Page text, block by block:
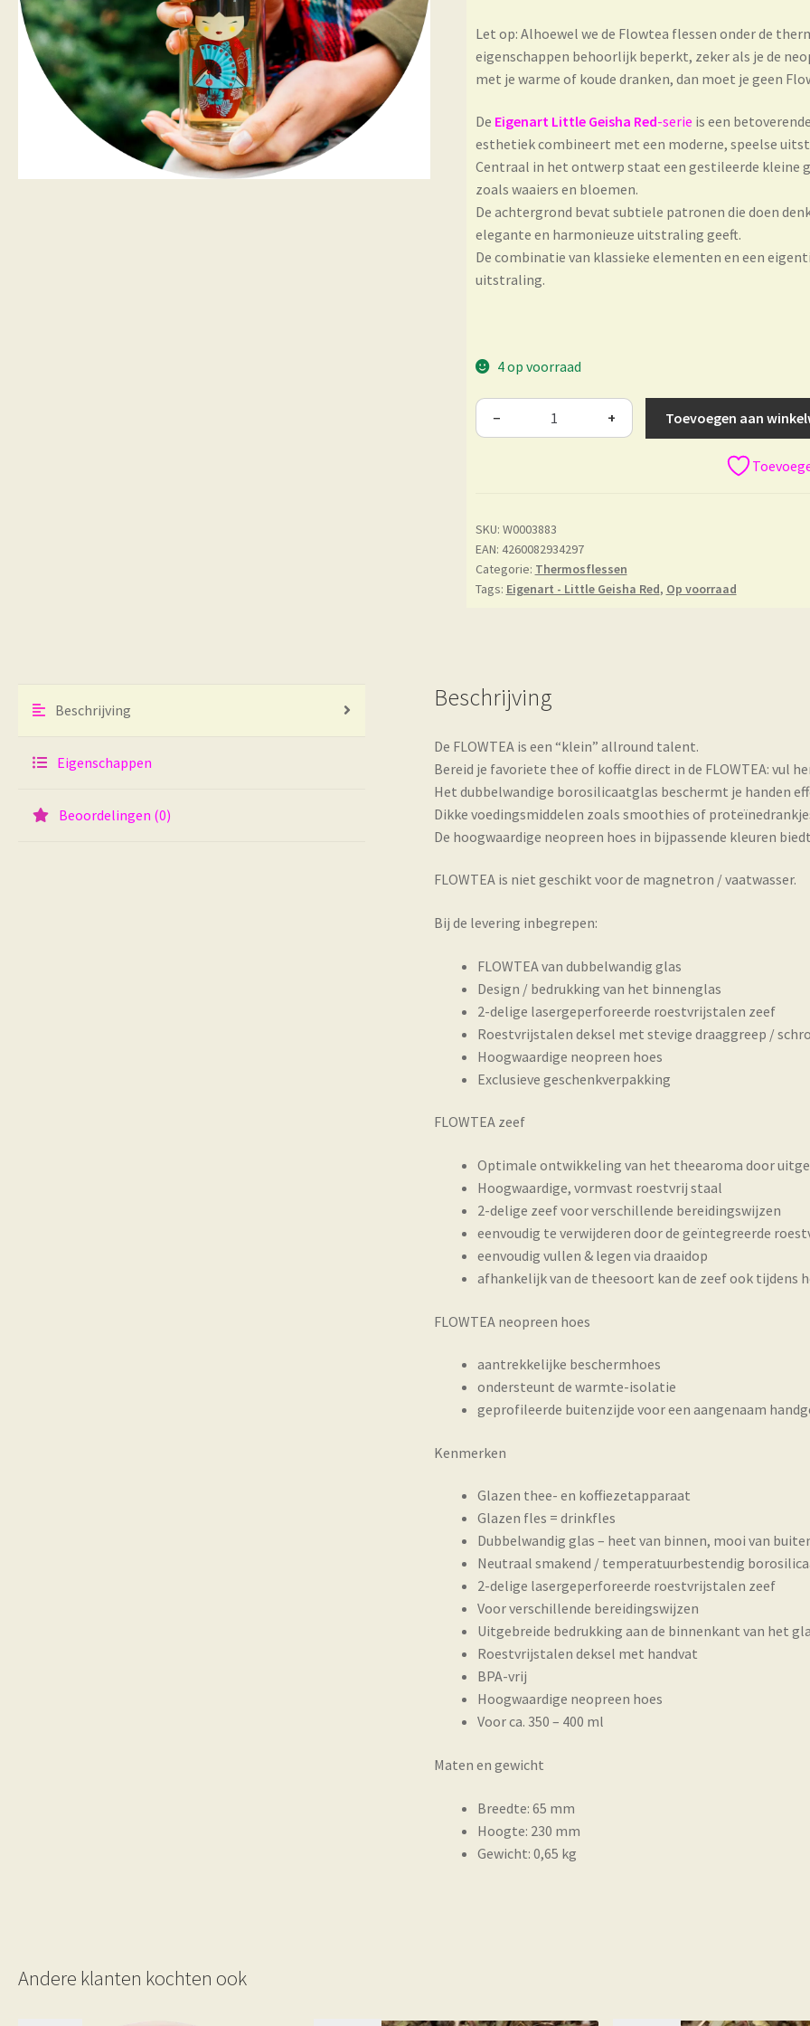
Let op: Alhoewel we de Flowtea flessen onder de
eigenschappen behoorlijk beperkt, zeker als je de
met je warme of koude dranken, dan moet je geen
De Eigenart Little Geisha Red-serie is een
esthetiek combineert met een moderne, speelse
Centraal in het ontwerp staat een gestileerde
zoals waaiers en bloemen.
De achtergrond bevat subtiele patronen die doen
elegante en harmonieuze uitstraling geeft.
De combinatie van klassieke elementen en een
uitstraling.
4 op voorraad
− + Toevoegen aan
SKU: W0003883
EAN: 4260082934297
Categorie: Thermosflessen
Tags: Eigenart - Little Geisha Red, Op voorraad
Beschrijving
Eigenschappen
Beoordelingen (0)
Beschrijving
De FLOWTEA is een “klein” allround talent.
Bereid je favoriete thee of koffie direct in de FLOWTEA: vul
Het dubbelwandige borosilicaatglas beschermt je handen
Dikke voedingsmiddelen zoals smoothies of
De hoogwaardige neopreen hoes in bijpassende kleuren
FLOWTEA is niet geschikt voor de magnetron / vaatwasser.
Bij de levering inbegrepen:
FLOWTEA van dubbelwandig glas
Design / bedrukking van het binnenglas
2-delige lasergeperforeerde roestvrijstalen zeef
Roestvrijstalen deksel met stevige draaggreep /
Hoogwaardige neopreen hoes
Exclusieve geschenkverpakking
FLOWTEA zeef
Optimale ontwikkeling van het theearoma door
Hoogwaardige, vormvast roestvrij staal
2-delige zeef voor verschillende bereidingswijzen
eenvoudig te verwijderen door de geïntegreerde
eenvoudig vullen & legen via draaidop
afhankelijk van de theesoort kan de zeef ook tijdens
FLOWTEA neopreen hoes
aantrekkelijke beschermhoes
ondersteunt de warmte-isolatie
geprofileerde buitenzijde voor een aangenaam
Kenmerken
Glazen thee- en koffiezetapparaat
Glazen fles = drinkfles
Dubbelwandig glas – heet van binnen, mooi van
Neutraal smakend / temperatuurbestendig
2-delige lasergeperforeerde roestvrijstalen zeef
Voor verschillende bereidingswijzen
Uitgebreide bedrukking aan de binnenkant van het
Roestvrijstalen deksel met handvat
BPA-vrij
Hoogwaardige neopreen hoes
Voor ca. 350 – 400 ml
Maten en gewicht
Breedte: 65 mm
Hoogte: 230 mm
Gewicht: 0,65 kg
Andere klanten kochten ook